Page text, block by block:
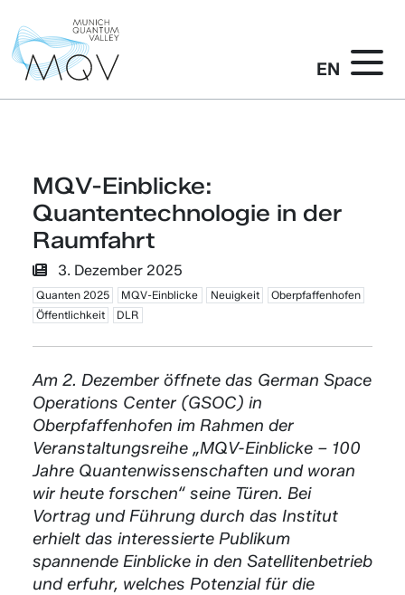
EN
MQV-Einblicke:
Quantentechnologie in der
Raumfahrt
3. Dezember 2025
Quanten 2025 MQV-Einblicke Neuigkeit
Oberpfaffenhofen
Öffentlichkeit
DLR
Am 2. Dezember öffnete das German Space
Operations Center (GSOC) in
Oberpfaffenhofen im Rahmen der
Veranstaltungsreihe „MQV-Einblicke – 100
Jahre Quantenwissenschaften und woran
wir heute forschen“ seine Türen. Bei
Vortrag und Führung durch das Institut
erhielt das interessierte Publikum
spannende Einblicke in den Satellitenbetrieb
und erfuhr, welches Potenzial für die